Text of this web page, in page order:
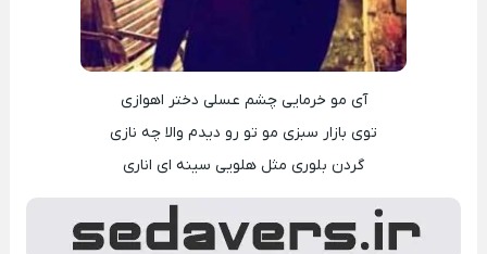
آی مو خرمایی چشم عسلی دختر اهوازی
توی بازار سبزی مو تو رو دیدم والا چه نازی
گردن بلوری مثل هلویی سینه ای اناری